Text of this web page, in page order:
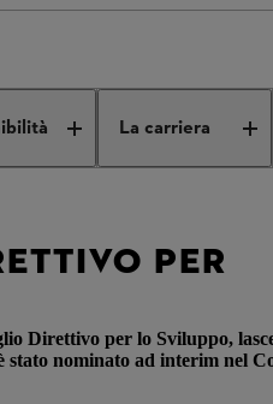
La carriera
PER
Direttivo per lo Sviluppo,
nominato ad interim nel